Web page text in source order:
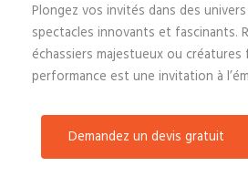
Plongez vos invités dans des
spectacles innovants et fascinants.
échassiers majestueux ou
performance est une invitation à
Demandez un devis gratuit